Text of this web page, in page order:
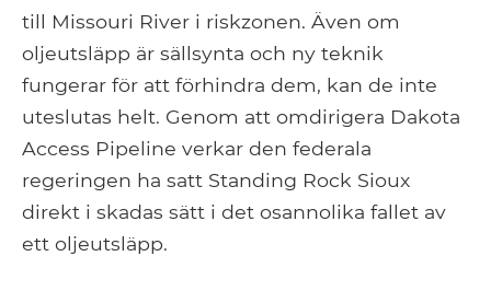
till Missouri River i riskzonen. Även om
oljeutsläpp är sällsynta och ny teknik
fungerar för att förhindra dem, kan de inte
uteslutas helt. Genom att omdirigera Dakota
Access Pipeline verkar den federala
regeringen ha satt Standing Rock Sioux
direkt i skadas sätt i det osannolika fallet av
ett oljeutsläpp.